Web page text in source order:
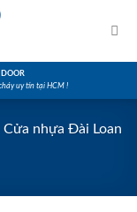
uy tín tại HCM !
Cửa nhựa Đài Loan